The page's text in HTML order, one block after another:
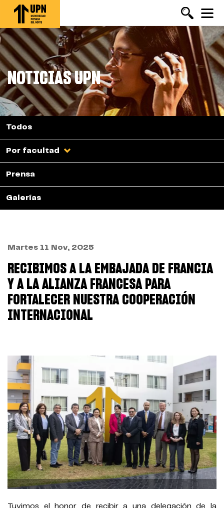
Pasar
contenido
principal
NOTICIAS UPN
Todos
Por facultad
Prensa
Galerías
Martes 11 Nov, 2025
RECIBIMOS A LA EMBAJADA DE FRANCIA
Y A LA ALIANZA FRANCESA PARA
FORTALECER NUESTRA COOPERACIÓN
INTERNACIONAL
Tuvimos el honor de recibir a una delegación de la